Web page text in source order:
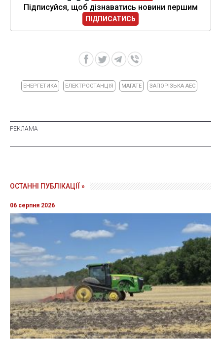
Підписуйся, щоб дізнаватись новини першим
ПІДПИСАТИСЬ
ЕНЕРГЕТИКА ЕЛЕКТРОСТАНЦІЯ МАГАТЕ ЗАПОРІЗЬКА АЕС
ОСТАННІ ПУБЛІКАЦІЇ »
06 серпня 2026